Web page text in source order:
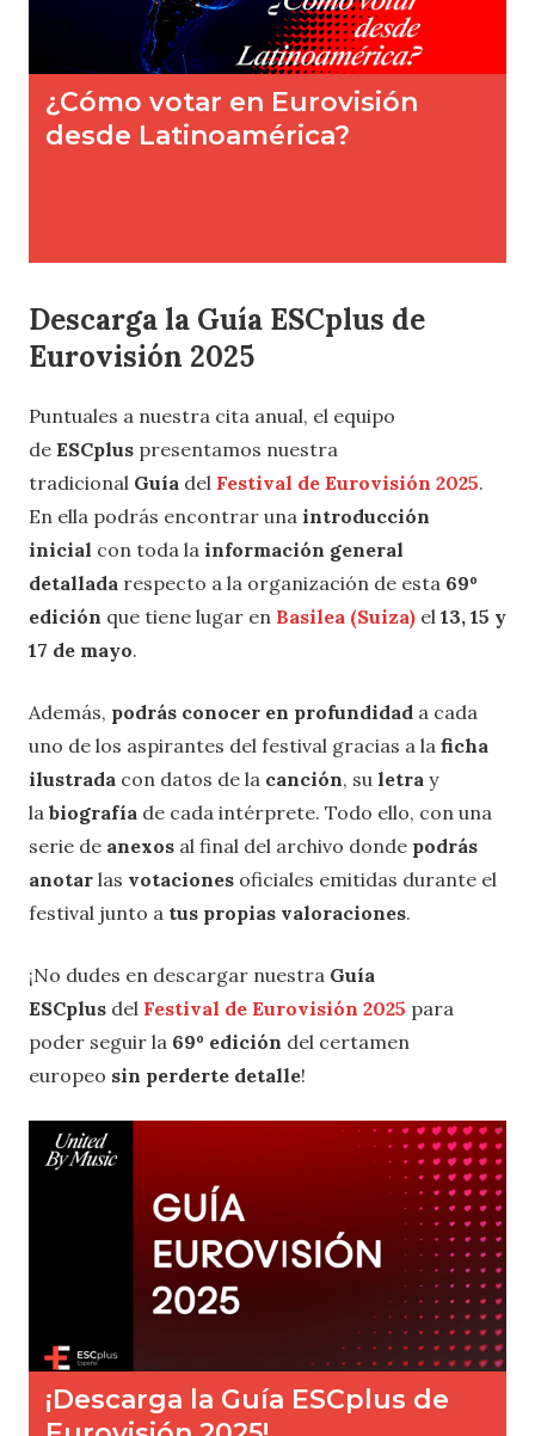
Descarga la Guía ESCplus de
Eurovisión 2025
Puntuales a nuestra cita anual, el equipo
de ESCplus presentamos nuestra
tradicional Guía del Festival de Eurovisión 2025.
En ella podrás encontrar una introducción
inicial con toda la información general
detallada respecto a la organización de esta 69º
edición que tiene lugar en Basilea (Suiza) el 13, 15 y
17 de mayo.
Además, podrás conocer en profundidad a cada
uno de los aspirantes del festival gracias a la ficha
ilustrada con datos de la canción, su letra y
la biografía de cada intérprete. Todo ello, con una
serie de anexos al final del archivo donde podrás
anotar las votaciones oficiales emitidas durante el
festival junto a tus propias valoraciones.
¡No dudes en descargar nuestra Guía
ESCplus del Festival de Eurovisión 2025 para
poder seguir la 69º edición del certamen
europeo sin perderte detalle!